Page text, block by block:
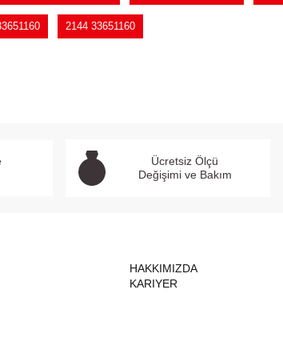
2144 33651160
Ücretsiz Ölçü
Değişimi ve Bakım
HAKKIMIZDA
KARIYER